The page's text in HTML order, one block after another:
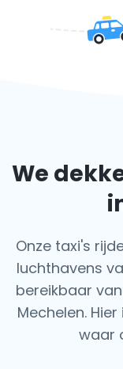
We
Onze taxi's
luchthavens
bereikbaar
Mechelen.
waar